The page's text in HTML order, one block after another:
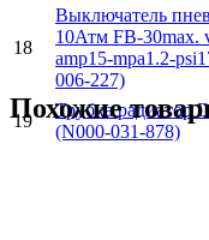
18
Выключатель
10Атм FB-30max.
amp15-mpa1.2-
006-227)
19
Трубка радиатор
(N000-031-878)
Похожие